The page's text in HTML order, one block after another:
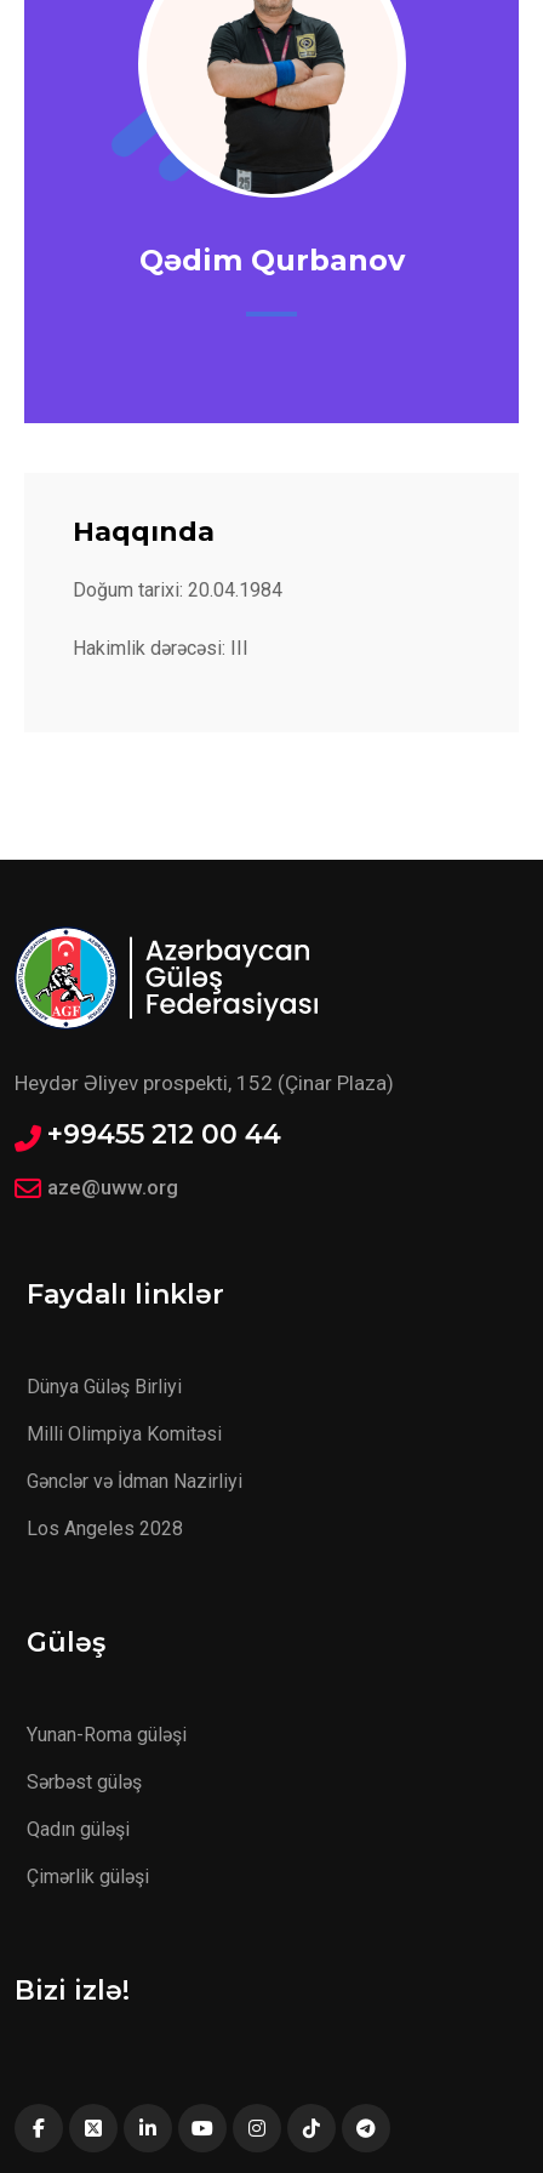
Qədim Qurbanov
Haqqında
Doğum tarixi: 20.04.1984
Hakimlik dərəcəsi: III
Heydər Əliyev prospekti, 152 (Çinar Plaza)
+99455 212 00 44
aze@uww.org
Faydalı linklər
Dünya Güləş Birliyi
Milli Olimpiya Komitəsi
Gənclər və İdman Nazirliyi
Los Angeles 2028
Güləş
Yunan-Roma güləşi
Sərbəst güləş
Qadın güləşi
Çimərlik güləşi
Bizi izlə!